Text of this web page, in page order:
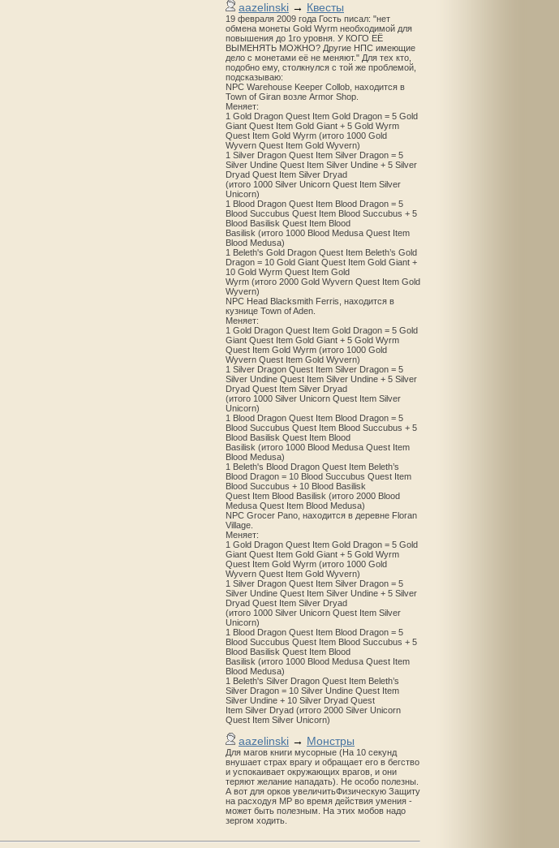
aazelinski → Квесты
19 февраля 2009 года Гость писал: "нет
обмена монеты Gold Wyrm необходимой для
повышения до 1го уровня. У КОГО ЕЁ
ВЫМЕНЯТЬ МОЖНО? Другие НПС имеющие
дело с монетами её не меняют." Для тех кто,
подобно ему, столкнулся с той же проблемой,
подсказываю:
NPC Warehouse Keeper Collob, находится в
Town of Giran возле Armor Shop.
Меняет:
1 Gold Dragon Quest Item Gold Dragon = 5 Gold
Giant Quest Item Gold Giant + 5 Gold Wyrm
Quest Item Gold Wyrm (итого 1000 Gold
Wyvern Quest Item Gold Wyvern)
1 Silver Dragon Quest Item Silver Dragon = 5
Silver Undine Quest Item Silver Undine + 5 Silver
Dryad Quest Item Silver Dryad
(итого 1000 Silver Unicorn Quest Item Silver
Unicorn)
1 Blood Dragon Quest Item Blood Dragon = 5
Blood Succubus Quest Item Blood Succubus + 5
Blood Basilisk Quest Item Blood
Basilisk (итого 1000 Blood Medusa Quest Item
Blood Medusa)
1 Beleth's Gold Dragon Quest Item Beleth’s Gold
Dragon = 10 Gold Giant Quest Item Gold Giant +
10 Gold Wyrm Quest Item Gold
Wyrm (итого 2000 Gold Wyvern Quest Item Gold
Wyvern)
NPC Head Blacksmith Ferris, находится в
кузнице Town of Aden.
Меняет:
1 Gold Dragon Quest Item Gold Dragon = 5 Gold
Giant Quest Item Gold Giant + 5 Gold Wyrm
Quest Item Gold Wyrm (итого 1000 Gold
Wyvern Quest Item Gold Wyvern)
1 Silver Dragon Quest Item Silver Dragon = 5
Silver Undine Quest Item Silver Undine + 5 Silver
Dryad Quest Item Silver Dryad
(итого 1000 Silver Unicorn Quest Item Silver
Unicorn)
1 Blood Dragon Quest Item Blood Dragon = 5
Blood Succubus Quest Item Blood Succubus + 5
Blood Basilisk Quest Item Blood
Basilisk (итого 1000 Blood Medusa Quest Item
Blood Medusa)
1 Beleth's Blood Dragon Quest Item Beleth’s
Blood Dragon = 10 Blood Succubus Quest Item
Blood Succubus + 10 Blood Basilisk
Quest Item Blood Basilisk (итого 2000 Blood
Medusa Quest Item Blood Medusa)
NPC Grocer Pano, находится в деревне Floran
Village.
Меняет:
1 Gold Dragon Quest Item Gold Dragon = 5 Gold
Giant Quest Item Gold Giant + 5 Gold Wyrm
Quest Item Gold Wyrm (итого 1000 Gold
Wyvern Quest Item Gold Wyvern)
1 Silver Dragon Quest Item Silver Dragon = 5
Silver Undine Quest Item Silver Undine + 5 Silver
Dryad Quest Item Silver Dryad
(итого 1000 Silver Unicorn Quest Item Silver
Unicorn)
1 Blood Dragon Quest Item Blood Dragon = 5
Blood Succubus Quest Item Blood Succubus + 5
Blood Basilisk Quest Item Blood
Basilisk (итого 1000 Blood Medusa Quest Item
Blood Medusa)
1 Beleth's Silver Dragon Quest Item Beleth’s
Silver Dragon = 10 Silver Undine Quest Item
Silver Undine + 10 Silver Dryad Quest
Item Silver Dryad (итого 2000 Silver Unicorn
Quest Item Silver Unicorn)
aazelinski → Монстры
Для магов книги мусорные (На 10 секунд
внушает страх врагу и обращает его в бегство
и успокаивает окружающих врагов, и они
теряют желание нападать). Не особо полезны.
А вот для орков увеличитьФизическую Защиту
на расходуя MP во время действия умения -
может быть полезным. На этих мобов надо
зергом ходить.